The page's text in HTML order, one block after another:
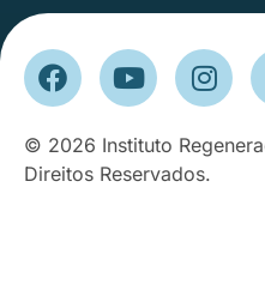
© 2026 Instituto
Direitos Reservados.